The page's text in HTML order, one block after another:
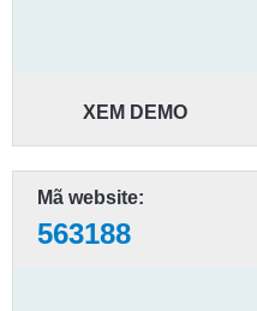
XEM DEMO
Mã website:
563188